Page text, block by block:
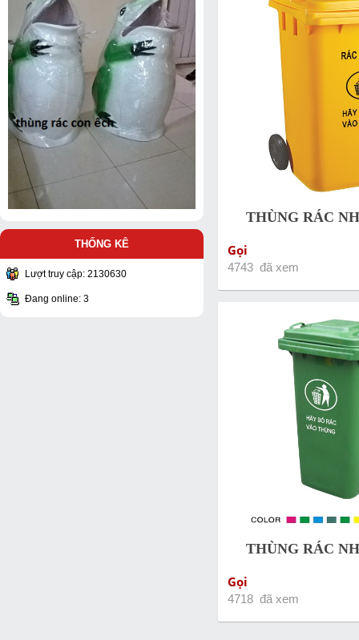
THỐNG KÊ
Lượt truy cập: 2130630
Đang online: 3
THÙNG RÁC
Gọi
4743 đã xem
THÙNG RÁC
Gọi
4718 đã xem